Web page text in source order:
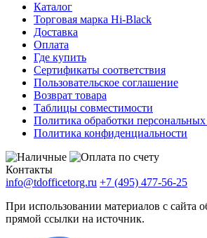
Каталог
Торговая марка Hi-Black
Доставка
Оплата
Где купить
Сертификаты соответствия
Пользовательское соглашение
Возврат товара
Таблицы совместимости
Политика обработки
Политика конфиденциальности
Контакты
info@tdofficetorg.ru +7 (495) 477-56-25
При использовании материалов с сайта
прямой ссылки на источник.